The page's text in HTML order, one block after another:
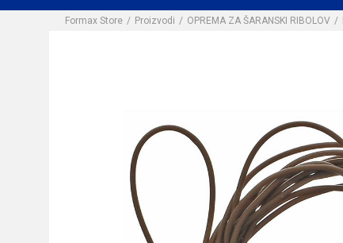
Formax Store Proizvodi OPREMA ZA ŠARANSKI RIBOLOV